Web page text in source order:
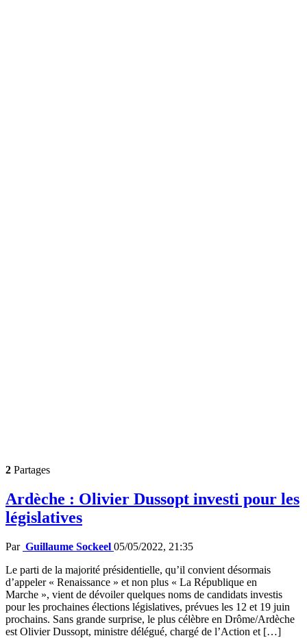
2 Partages
Ardèche : Olivier Dussopt investi pour les
législatives
Par Guillaume Sockeel 05/05/2022, 21:35
Le parti de la majorité présidentielle, qu’il convient désormais
d’appeler « Renaissance » et non plus « La République en
Marche », vient de dévoiler quelques noms de candidats investis
pour les prochaines élections législatives, prévues les 12 et 19 juin
prochains. Sans grande surprise, le plus célèbre en Drôme/Ardèche
est Olivier Dussopt, ministre délégué, chargé de l’Action et […]